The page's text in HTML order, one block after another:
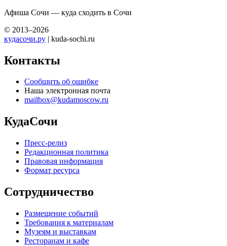
Афиша Сочи — куда сходить в Сочи
© 2013–2026
кудасочи.ру | kuda-sochi.ru
Контакты
Сообщить об ошибке
Наша электронная почта
mailbox@kudamoscow.ru
КудаСочи
Пресс-релиз
Редакционная политика
Правовая информация
Формат ресурса
Сотрудничество
Размещение событий
Требования к материалам
Музеям и выставкам
Ресторанам и кафе